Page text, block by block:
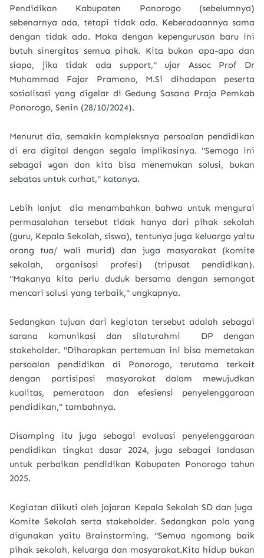
Pendidikan Kabupaten Ponorogo (sebelumnya)
sebenarnya ada, tetapi tidak ada. Keberadaannya sama
dengan tidak ada. Maka dengan kepengurusan baru ini
butuh sinergitas semua pihak. Kita bukan apa-apa dan
siapa, jika tidak ada support," ujar Assoc Prof Dr
Muhammad Fajar Pramono, M.Si dihadapan peserta
sosialisasi yang digelar di Gedung Sasana Praja Pemkab
Ponorogo, Senin (28/10/2024).
Menurut dia, semakin kompleksnya persoalan pendidikan
di era digital dengan segala implikasinya. "Semoga ini
sebagai tantangan dan kita bisa menemukan solusi, bukan
sebatas untuk curhat," katanya.
Lebih lanjut dia menambahkan bahwa untuk mengurai
permasalahan tersebut tidak hanya dari pihak sekolah
(guru, Kepala Sekolah, siswa), tentunya juga keluarga yaitu
orang tua/ wali murid) dan juga masyarakat (komite
sekolah, organisasi profesi) (tripusat pendidikan).
"Makanya kita perlu duduk bersama dengan semangat
mencari solusi yang terbaik," ungkapnya.
Sedangkan tujuan dari kegiatan tersebut adalah sebagai
sarana komunikasi dan silaturahmi DP dengan
stakeholder. "Diharapkan pertemuan ini bisa memetakan
persoalan pendidikan di Ponorogo, terutama terkait
dengan partisipasi masyarakat dalam mewujudkan
kualitas, pemerataan dan efesiensi penyelenggaraan
pendidikan," tambahnya.
Disamping itu juga sebagai evaluasi penyelenggaraan
pendidikan tingkat dasar 2024, juga sebagai landasan
untuk perbaikan pendidikan Kabupaten Ponorogo tahun
2025.
Kegiatan diikuti oleh jajaran Kepala Sekolah SD dan juga
Komite Sekolah serta stakeholder. Sedangkan pola yang
digunakan yaitu Brainstorming. "Semua ngomong baik
pihak sekolah, keluarga dan masyarakat.Kita hidup bukan